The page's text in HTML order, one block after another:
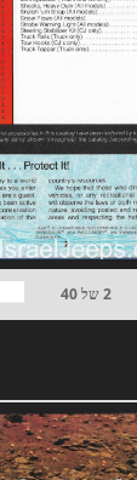
2של40